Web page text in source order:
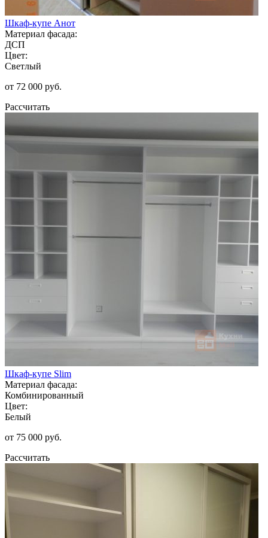
Шкаф-купе Анот
Материал фасада:
ДСП
Цвет:
Светлый
от 72 000 руб.
Рассчитать
Шкаф-купе Slim
Материал фасада:
Комбинированный
Цвет:
Белый
от 75 000 руб.
Рассчитать